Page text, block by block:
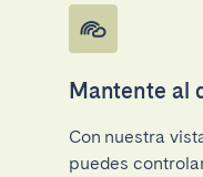
Mantente al
Con nuestra
puedes